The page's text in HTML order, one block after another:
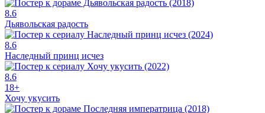
8.6
Дьявольская радость
8.6
Наследный принц исчез
8.6
18+
Хочу укусить